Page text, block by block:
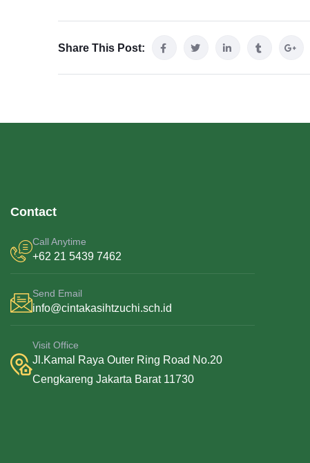
Share This Post:
Contact
Call Anytime
+62 21 5439 7462
Send Email
info@cintakasihtzuchi.sch.id
Visit Office
Jl.Kamal Raya Outer Ring Road No.20
Cengkareng Jakarta Barat 11730